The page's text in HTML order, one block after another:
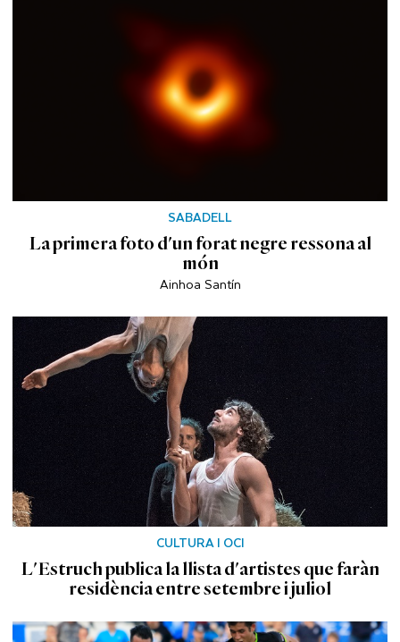
SABADELL
La primera foto d'un forat negre ressona al
món
Ainhoa Santín
CULTURA I OCI
L'Estruch publica la llista d'artistes que faràn
residència entre setembre i juliol